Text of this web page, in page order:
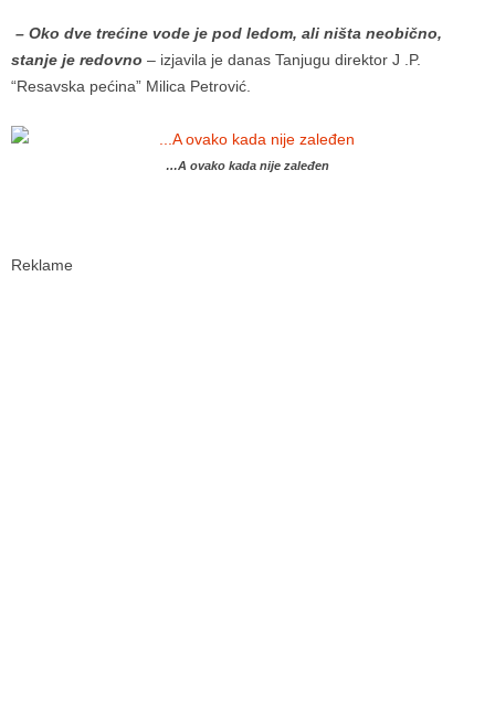
– Oko dve trećine vode je pod ledom, ali ništa neobično,
stanje je redovno – izjavila je danas Tanjugu direktor J .P.
“Resavska pećina” Milica Petrović.
…A ovako kada nije zaleđen
Reklame